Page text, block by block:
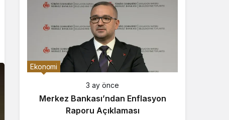
Gündüz Modu
Gündüz modunu seçin.
Gece Modu
Gece modunu seçin.
Sistem Modu
Sistem modunu seçin.
Ekonomi
3 ay önce
Merkez Bankası’ndan Enflasyon
Raporu Açıklaması